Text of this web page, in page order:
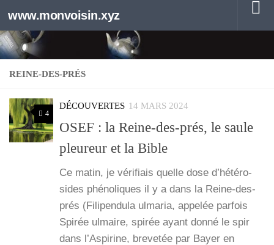
Au dessous du contenu
www.monvoisin.xyz
REINE-DES-PRÉS
4
DÉCOUVERTES 14 MARS 2024
OSEF : la Reine-des-prés, le saule
pleureur et la Bible
Ce matin, je véri­fiais quelle dose d’hé­té­ro­
sides phé­no­liques il y a dans la Reine-des-
prés (Fili­pen­du­la ulma­ria, appe­lée par­fois
Spi­rée ulmaire, spi­rée ayant don­né le spir
dans l’As­pi­rine, bre­ve­tée par Bayer en